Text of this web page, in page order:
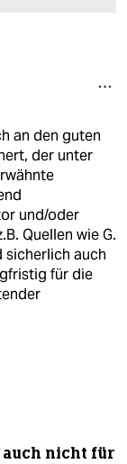
an den guten
der unter
und/oder
Quellen wie G.
sicherlich auch
für die
nicht für